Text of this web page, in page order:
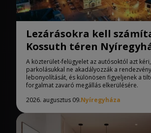
Lezárásokra kell
Kossuth téren
A közterület-felügyelet az autósoktól azt
parkolásukkal ne akadályozzák a
lebonyolítását, és különösen figyeljenek a
forgalmat zavaró megállás elkerülésére.
2026. augusztus 09.Nyíregyháza